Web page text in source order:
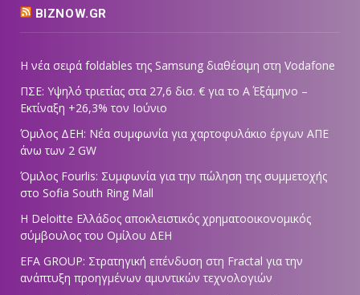
BIZNOW.GR
Η νέα σειρά foldables της Samsung διαθέσιμη στη Vodafone
ΠΣΕ: Υψηλό τριετίας στα 27,6 δισ. € για το Α΄ Εξάμηνο –
Εκτίναξη +26,3% τον Ιούνιο
Όμιλος ΔΕΗ: Νέα συμφωνία για χαρτοφυλάκιο έργων ΑΠΕ
άνω των 2 GW
Όμιλος Fourlis: Συμφωνία για την πώληση της συμμετοχής
στο Sofia South Ring Mall
Η Deloitte Ελλάδος αποκλειστικός χρηματοοικονομικός
σύμβουλος του Ομίλου ΔΕΗ
EFA GROUP: Στρατηγική επένδυση στη Fractal για την
ανάπτυξη προηγμένων αμυντικών τεχνολογιών